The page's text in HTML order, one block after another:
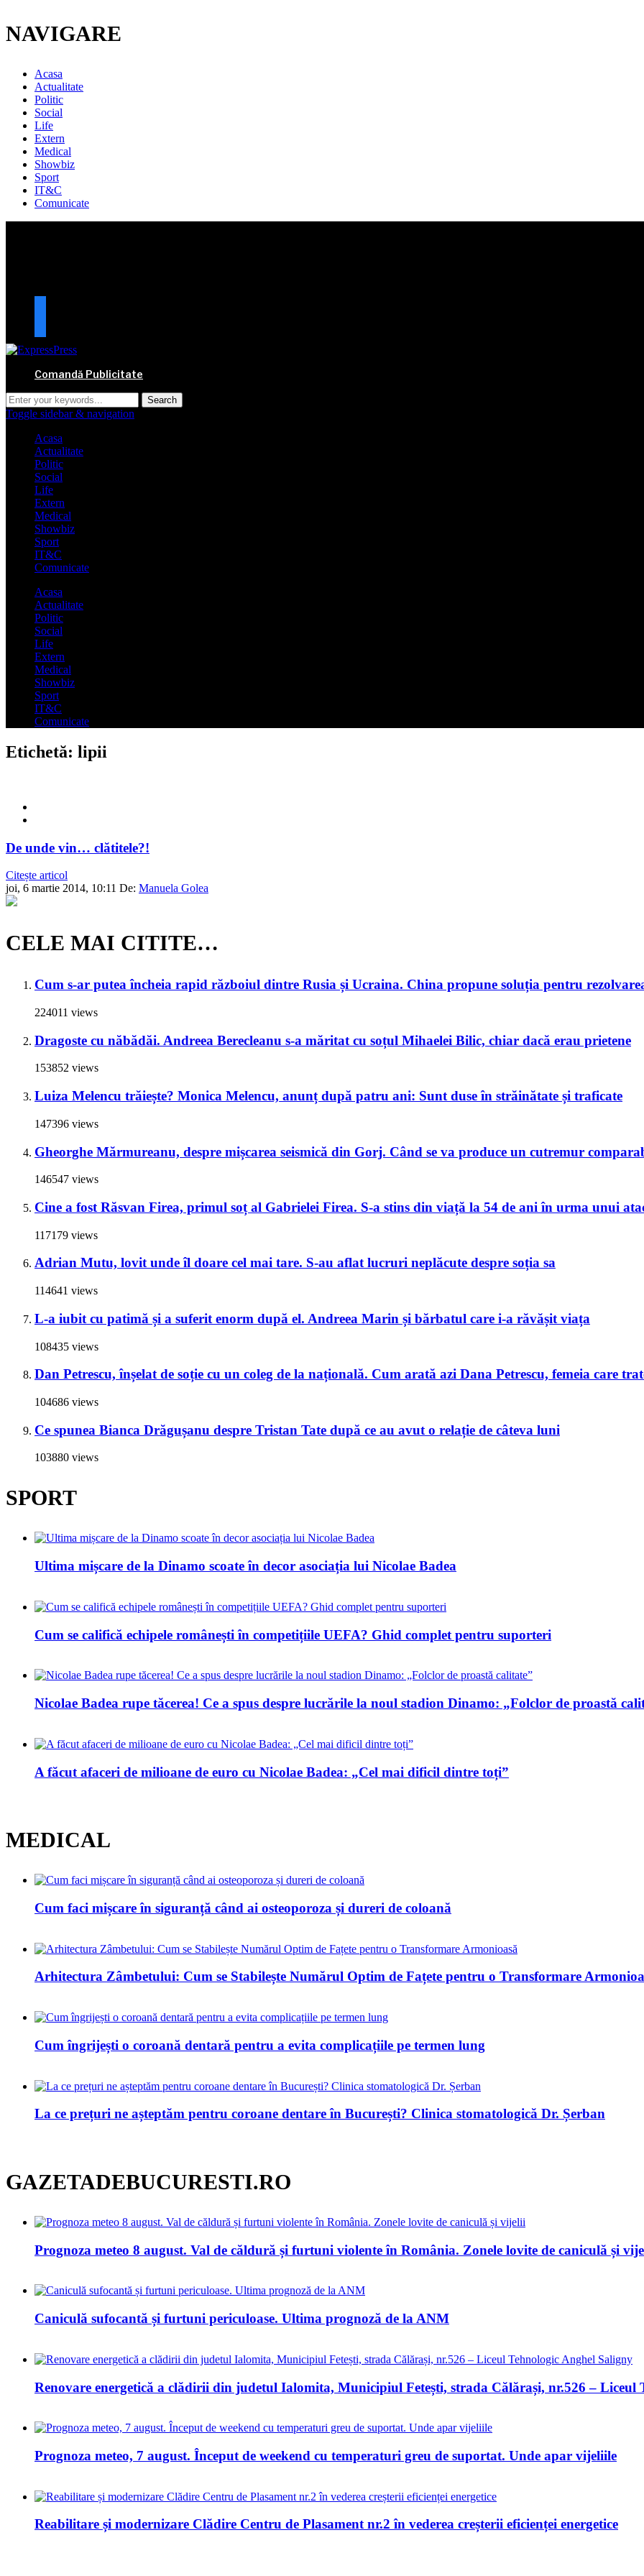
NAVIGARE
Acasa
Actualitate
Politic
Social
Life
Extern
Medical
Showbiz
Sport
IT&C
Comunicate
Comandă Publicitate
Toggle sidebar & navigation
Acasa
Actualitate
Politic
Social
Life
Extern
Medical
Showbiz
Sport
IT&C
Comunicate
Acasa
Actualitate
Politic
Social
Life
Extern
Medical
Showbiz
Sport
IT&C
Comunicate
Etichetă: lipii
De unde vin… clătitele?!
Citește articol
joi, 6 martie 2014, 10:11 De: Manuela Golea
CELE MAI CITITE…
Cum s-ar putea încheia rapid războiul dintre Rusia și Ucraina. China propune soluția pentru
224011 views
Dragoste cu năbădăi. Andreea Berecleanu s-a măritat cu soțul Mihaelei Bilic, chiar dacă erau prietene
153852 views
Luiza Melencu trăiește? Monica Melencu, anunț după patru ani: Sunt duse în străinătate și traficate
147396 views
Gheorghe Mărmureanu, despre mișcarea seismică din Gorj. Când se va produce un cutremur
146547 views
Cine a fost Răsvan Firea, primul soț al Gabrielei Firea. S-a stins din viață la 54 de ani în urma unui
117179 views
Adrian Mutu, lovit unde îl doare cel mai tare. S-au aflat lucruri neplăcute despre soția sa
114641 views
L-a iubit cu patimă și a suferit enorm după el. Andreea Marin și bărbatul care i-a răvășit viața
108435 views
Dan Petrescu, înșelat de soție cu un coleg de la națională. Cum arată azi Dana Petrescu, femeia care
104686 views
Ce spunea Bianca Drăgușanu despre Tristan Tate după ce au avut o relație de câteva luni
103880 views
SPORT
Ultima mișcare de la Dinamo scoate în decor asociația lui Nicolae Badea
Cum se califică echipele românești în competițiile UEFA? Ghid complet pentru suporteri
Nicolae Badea rupe tăcerea! Ce a spus despre lucrările la noul stadion Dinamo: „Folclor de proastă
A făcut afaceri de milioane de euro cu Nicolae Badea: „Cel mai dificil dintre toți”
MEDICAL
Cum faci mișcare în siguranță când ai osteoporoza și dureri de coloană
Arhitectura Zâmbetului: Cum se Stabilește Numărul Optim de Fațete pentru o Transformare
Cum îngrijești o coroană dentară pentru a evita complicațiile pe termen lung
La ce prețuri ne așteptăm pentru coroane dentare în București? Clinica stomatologică Dr. Șerban
GAZETADEBUCURESTI.RO
Prognoza meteo 8 august. Val de căldură și furtuni violente în România. Zonele lovite de caniculă și
Caniculă sufocantă și furtuni periculoase. Ultima prognoză de la ANM
Renovare energetică a clădirii din judetul Ialomita, Municipiul Fetești, strada Călărași, nr.526 – Liceul
Prognoza meteo, 7 august. Început de weekend cu temperaturi greu de suportat. Unde apar vijeliile
Reabilitare și modernizare Clădire Centru de Plasament nr.2 în vederea creșterii eficienței energetice